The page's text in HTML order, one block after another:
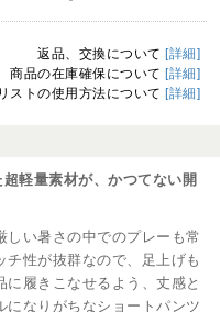
返品、交換について [詳細]
商品の在庫確保について [詳細]
ストの使用方法について [詳細]
軽量素材が、かつてない開
い暑さの中でのプレーも常
性が抜群なので、足上げも
履きこなせるよう、丈感と
になりがちなショートパンツ